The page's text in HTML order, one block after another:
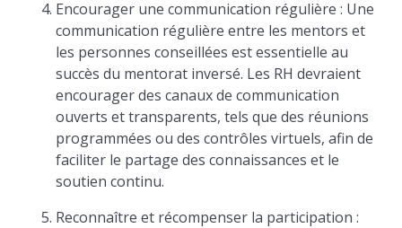
Encourager une communication régulière : Une
communication régulière entre les mentors et
les personnes conseillées est essentielle au
succès du mentorat inversé. Les RH devraient
encourager des canaux de communication
ouverts et transparents, tels que des réunions
programmées ou des contrôles virtuels, afin de
faciliter le partage des connaissances et le
soutien continu.
Reconnaître et récompenser la participation :